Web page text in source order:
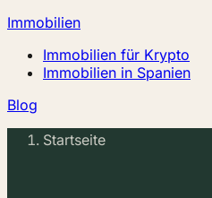
Immobilien
Immobilien für Krypto
Immobilien in Spanien
Blog
Startseite